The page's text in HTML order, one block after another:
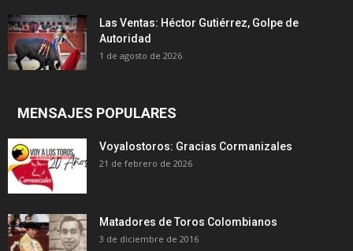
Las Ventas: Héctor Gutiérrez, Golpe de
Autoridad
1 de agosto de 2026
MENSAJES POPULARES
Voyalostoros: Gracias Cormanizales
21 de febrero de 2026
Matadores de Toros Colombianos
3 de diciembre de 2016